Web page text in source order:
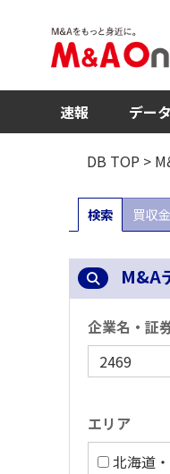
速報 デー
DB TOP >
検索 買収
M&A
企業名・証
エリア
北海道